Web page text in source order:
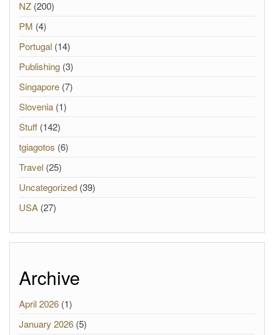
NZ (200)
PM (4)
Portugal (14)
Publishing (3)
Singapore (7)
Slovenia (1)
Stuff (142)
tgiagotos (6)
Travel (25)
Uncategorized (39)
USA (27)
Archive
April 2026 (1)
January 2026 (5)